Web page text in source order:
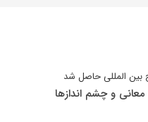
بین المللی حاصل شد
و چشم اندازها